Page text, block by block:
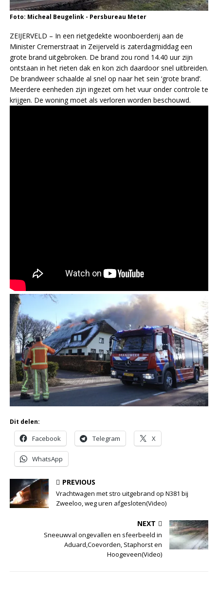
Foto: Micheal Beugelink - Persbureau Meter
ZEIJERVELD – In een rietgedekte woonboerderij aan de
Minister Cremerstraat in Zeijerveld is zaterdagmiddag een
grote brand uitgebroken. De brand zou rond 14.40 uur zijn
ontstaan in het rieten dak en kon zich daardoor snel uitbreiden.
De brandweer schaalde al snel op naar het sein ‘grote brand’.
Meerdere eenheden zijn ingezet om het vuur onder controle te
krijgen. De woning moet als verloren worden beschouwd.
Dit delen:
Facebook Telegram X
WhatsApp
PREVIOUS
Vrachtwagen met stro uitgebrand op N381 bij
Zweeloo, weg uren afgesloten(Video)
NEXT
Sneeuwval ongevallen en sfeerbeeld in
Aduard,Coevorden, Staphorst en
Hoogeveen(Video)